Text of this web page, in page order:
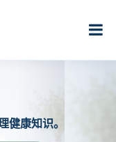
健康知识。